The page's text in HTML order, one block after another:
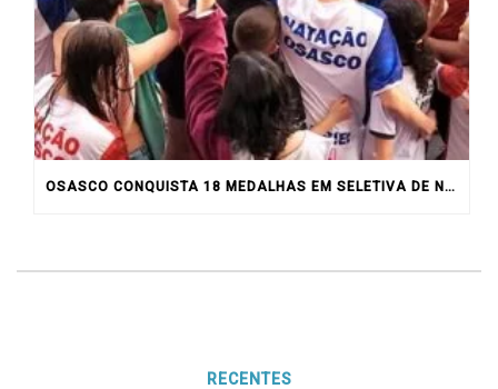
OSASCO CONQUISTA 18 MEDALHAS EM SELETIVA DE NATAÇÃO
RECENTES